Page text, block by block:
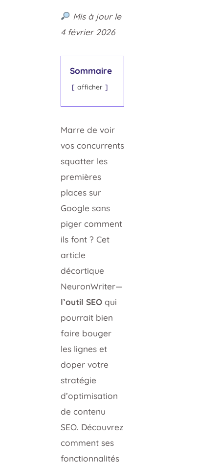
Mis à jour le
4 février 2026
Sommaire
afficher
Marre de voir
vos concurrents
squatter les
premières
places sur
Google sans
piger comment
ils font ? Cet
article
décortique
NeuronWriter—
l’outil SEOqui
pourrait bien
faire bouger
les lignes et
doper votre
stratégie
d’optimisation
de contenu
SEO. Découvrez
comment ses
fonctionnalités